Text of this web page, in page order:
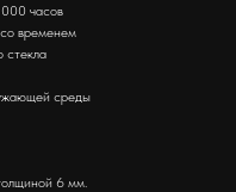
часов
временем
стекла
среды
6 мм.